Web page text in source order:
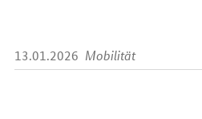
13.01.2026 Mobilität